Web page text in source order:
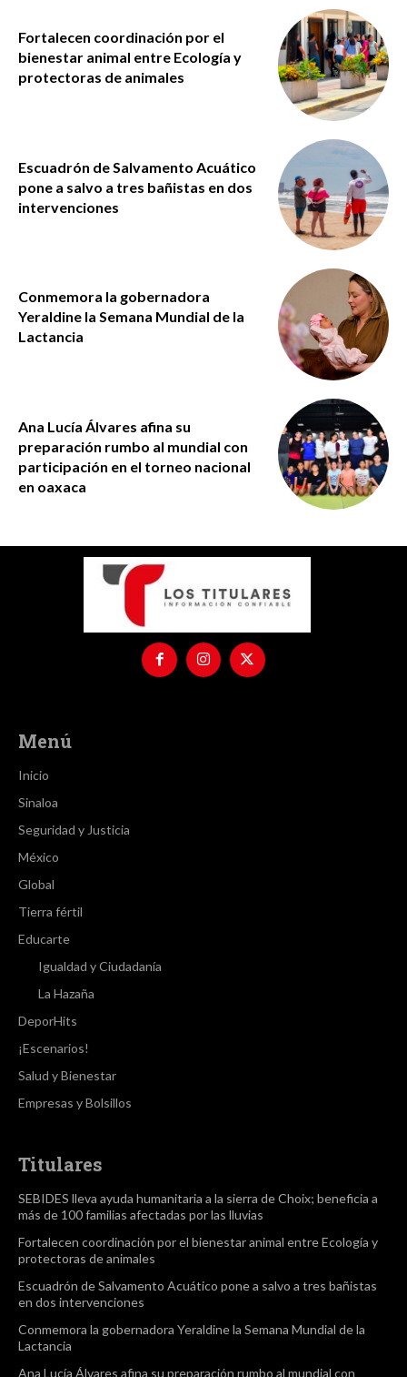
Fortalecen coordinación por el
bienestar animal entre Ecología y
protectoras de animales
Escuadrón de Salvamento Acuático
pone a salvo a tres bañistas en dos
intervenciones
Conmemora la gobernadora
Yeraldine la Semana Mundial de la
Lactancia
Ana Lucía Álvares afina su
preparación rumbo al mundial con
participación en el torneo nacional
en oaxaca
Menú
Inicio
Sinaloa
Seguridad y Justicia
México
Global
Tierra fértil
Educarte
Igualdad y Ciudadanía
La Hazaña
DeporHits
¡Escenarios!
Salud y Bienestar
Empresas y Bolsillos
Titulares
SEBIDES lleva ayuda humanitaria a la sierra de Choix; beneficia a
más de 100 familias afectadas por las lluvias
Fortalecen coordinación por el bienestar animal entre Ecología y
protectoras de animales
Escuadrón de Salvamento Acuático pone a salvo a tres bañistas
en dos intervenciones
Conmemora la gobernadora Yeraldine la Semana Mundial de la
Lactancia
Ana Lucía Álvares afina su preparación rumbo al mundial con